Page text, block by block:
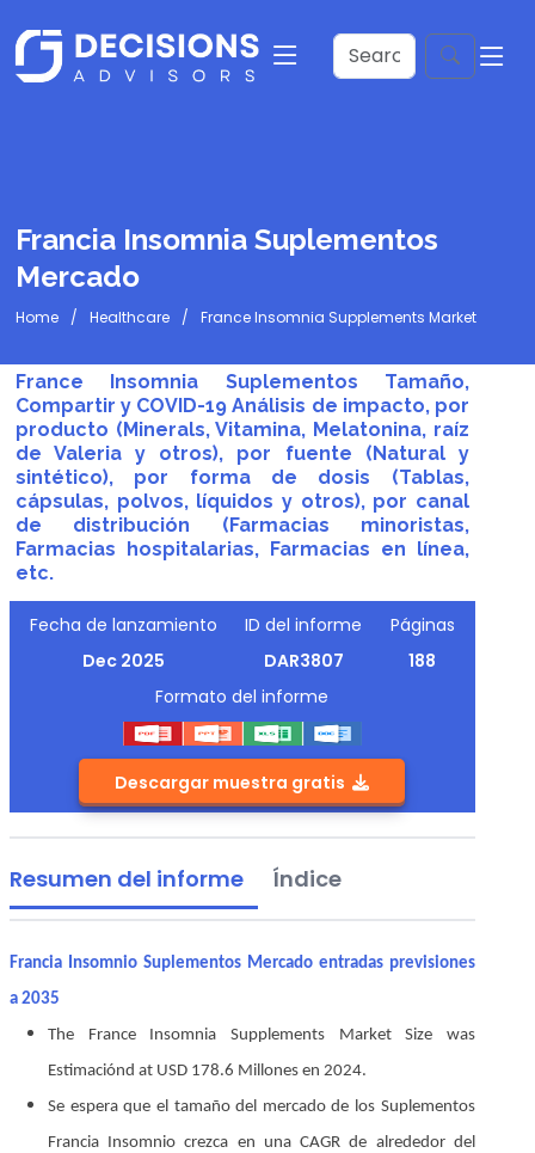
Francia Insomnia Suplementos
Mercado
Home Healthcare France Insomnia Supplements Market
France Insomnia Suplementos Tamaño,
Compartir y COVID-19 Análisis de impacto, por
producto (Minerals, Vitamina, Melatonina, raíz
de Valeria y otros), por fuente (Natural y
sintético), por forma de dosis (Tablas,
cápsulas, polvos, líquidos y otros), por canal
de distribución (Farmacias minoristas,
Farmacias hospitalarias, Farmacias en línea,
etc.
Fecha de lanzamiento
Dec 2025
ID del informe
DAR3807
Páginas
188
Formato del informe
Descargar muestra gratis
Resumen del informe Índice
Francia Insomnio Suplementos Mercado entradas previsiones
a 2035
The France Insomnia Supplements Market Size was
Estimaciónd at USD 178.6 Millones en 2024.
Se espera que el tamaño del mercado de los Suplementos
Francia Insomnio crezca en una CAGR de alrededor del